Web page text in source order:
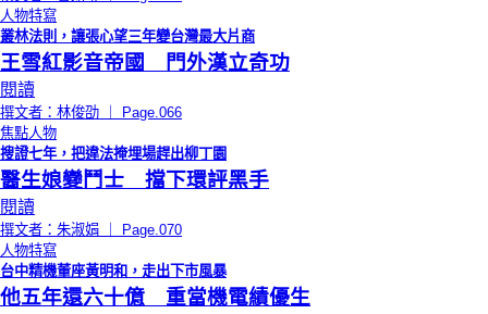
人物特寫
叢林法則，讓張心望三年變台灣最大片商
王雪紅影音帝國 門外漢立奇功
閱讀
撰文者：林俊劭 ｜ Page.066
焦點人物
搜證七年，把違法掩埋場趕出柳丁園
醫生娘變鬥士 擋下環評黑手
閱讀
撰文者：朱淑娟 ｜ Page.070
人物特寫
台中精機董座黃明和，走出下市風暴
他五年還六十億 重當機電績優生